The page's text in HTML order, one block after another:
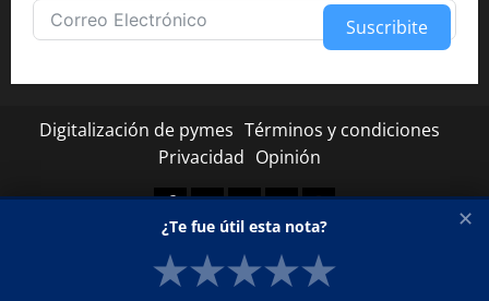
Suscribite
Digitalización de pymes Términos y condiciones
Privacidad Opinión
Facebook
TwitterLinkedinYoutubeInstagram
Copyright © Todos los derechos reservados.
MoreNews
por AF themes.
✕
¿Te fue útil esta nota?
★★★★★